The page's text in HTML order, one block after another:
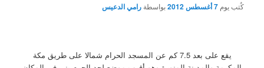
كُتب يوم7 أغسطس 2012 بواسطةرامي الدعيس
يقع على بعد 7.5 كم عن المسجد الحرام شمالا على طريق مكة